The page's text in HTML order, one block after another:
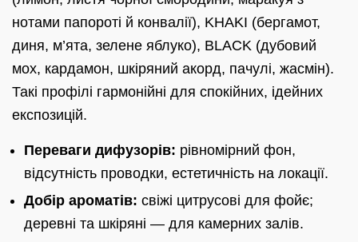
нотами папороті й конвалії), KHAKI (бергамот,
диня, м’ята, зелене яблуко), BLACK (дубовий
мох, кардамон, шкіряний акорд, пачулі, жасмін).
Такі профілі гармонійні для спокійних, ідейних
експозицій.
Переваги дифузорів: рівномірний фон,
відсутність проводки, естетичність на локації.
Добір ароматів: свіжі цитрусові для фойє;
деревні та шкіряні — для камерних залів.